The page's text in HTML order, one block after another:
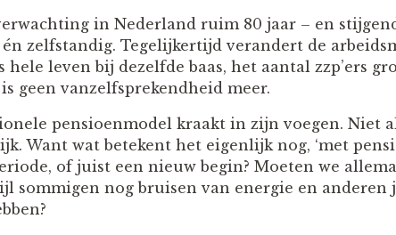
in Nederland ruim 80 jaar – en
zelfstandig. Tegelijkertijd verandert de
leven bij dezelfde baas, het aantal zzp’ers
geen vanzelfsprekendheid meer.
pensioenmodel kraakt in zijn voegen. Niet
Want wat betekent het eigenlijk nog, ‘met
of juist een nieuw begin? Moeten we
sommigen nog bruisen van energie en anderen